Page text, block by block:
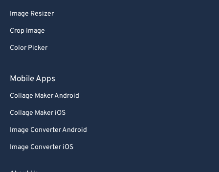
Image Resizer
Crop Image
Color Picker
Mobile Apps
Collage Maker Android
Collage Maker iOS
Image Converter Android
Image Converter iOS